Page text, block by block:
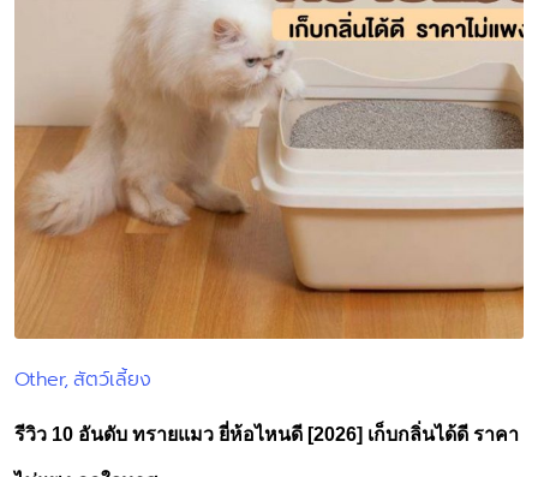
Posted
Other สัตว์เลี้ยง
รีวิว 10 อันดับ ทรายแมว ยี่ห้อไหนดี [2026] เก็บกลิ่นได้ดี ราคา